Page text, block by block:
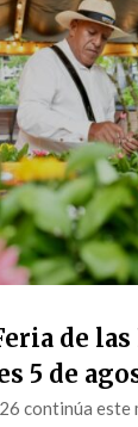
de
5 de
continúa este